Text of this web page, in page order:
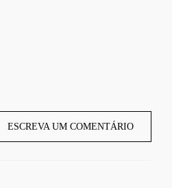
ESCREVA UM COMENTÁRIO